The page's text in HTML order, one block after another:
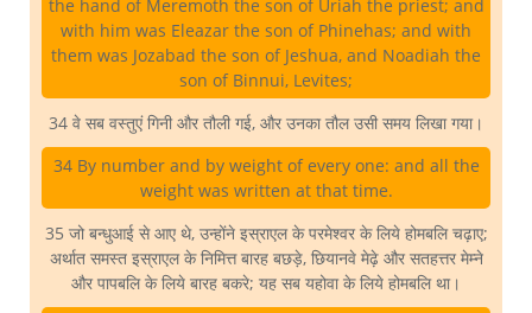
the hand of Meremoth the son of Uriah the priest; and
with him was Eleazar the son of Phinehas; and with
them was Jozabad the son of Jeshua, and Noadiah the
son of Binnui, Levites;
34 वे सब वस्तुएं गिनी और तौली गई, और उनका तौल उसी समय लिखा गया।
34 By number and by weight of every one: and all the
weight was written at that time.
35 जो बन्धुआई से आए थे, उन्होंने इस्राएल के परमेश्वर के लिये होमबलि चढ़ाए;
अर्थात समस्त इस्राएल के निमित्त बारह बछड़े, छियानवे मेढ़े और सतहत्तर मेम्ने
और पापबलि के लिये बारह बकरे; यह सब यहोवा के लिये होमबलि था।